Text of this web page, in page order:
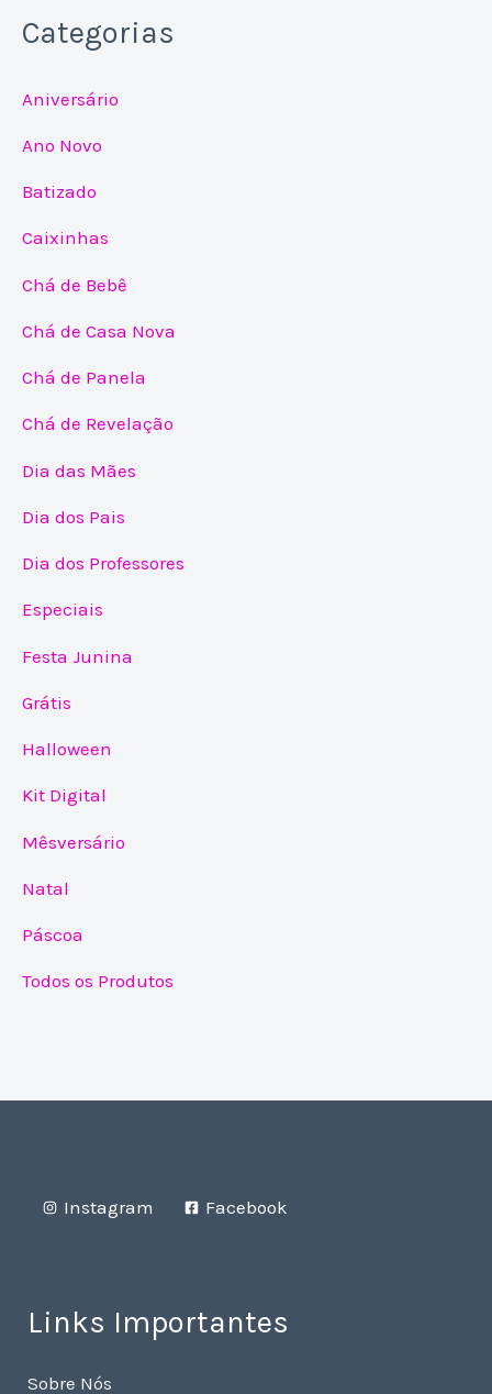
Categorias
Aniversário
Ano Novo
Batizado
Caixinhas
Chá de Bebê
Chá de Casa Nova
Chá de Panela
Chá de Revelação
Dia das Mães
Dia dos Pais
Dia dos Professores
Especiais
Festa Junina
Grátis
Halloween
Kit Digital
Mêsversário
Natal
Páscoa
Todos os Produtos
Instagram Facebook
Links Importantes
Sobre Nós